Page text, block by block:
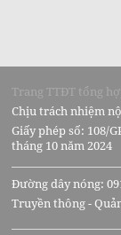
Trang TTĐT tổng
Chịu trách nhiệm
Giấy phép số: 108/
tháng 10 năm 2024
Đường dây nóng:
Truyền thông -